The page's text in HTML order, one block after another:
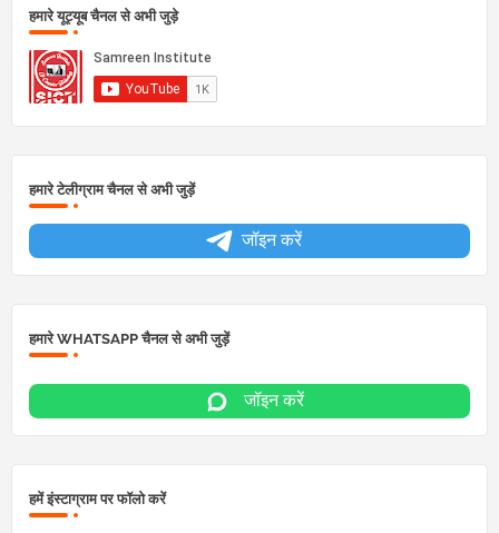
हमारे यूट्यूब चैनल से अभी जुड़े
हमारे टेलीग्राम चैनल से अभी जुड़ें
जॉइन करें
हमारे WHATSAPP चैनल से अभी जुड़ें
जॉइन करें
हमें इंस्टाग्राम पर फॉलो करें